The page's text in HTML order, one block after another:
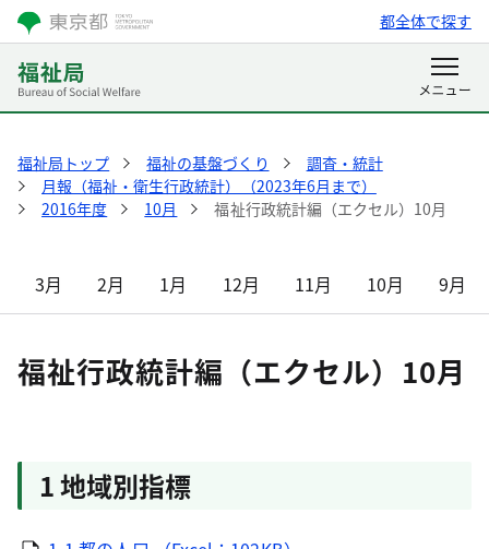
都全体で探す
福祉局トップ 福祉の基盤づくり
調査・統計
月報（福祉・衛生行政統計）（2023年6月まで）
2016年度
10月 福祉行政統計編（エクセル）10月
3月 2月 1月 12月 11月 10月 9月
福祉行政統計編（エクセル）10月
1 地域別指標